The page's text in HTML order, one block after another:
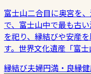
富士山二合目に奥宮を
で、富士山中で最も古
を祀り、縁結びや安産
す。世界文化遺産「富
縁結び夫婦円満・良縁